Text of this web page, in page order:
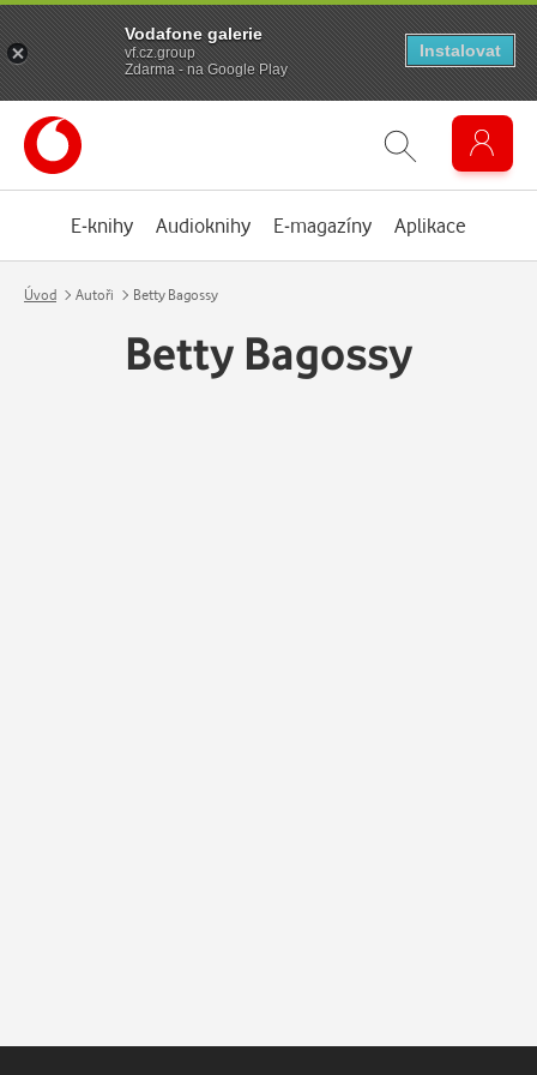
E-knihy Audioknihy E-magazíny Aplikace
Úvod Autoři Betty Bagossy
Betty Bagossy
Vodafone galerie
vf.cz.group
Zdarma - na Google Play
Instalovat